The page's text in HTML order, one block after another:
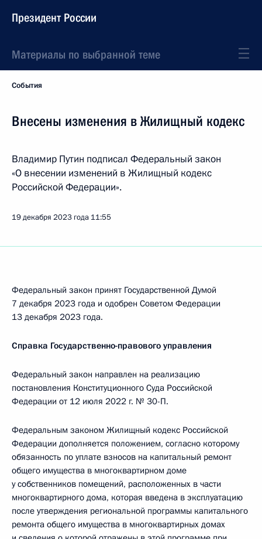
Президент России
Материалы по выбранной теме
События
Внесены изменения в Жилищный кодекс
Владимир Путин подписал Федеральный закон
«О внесении изменений в Жилищный кодекс
Российской Федерации».
19 декабря 2023 года 11:55
Федеральный закон принят Государственной Думой
7 декабря 2023 года и одобрен Советом Федерации
13 декабря 2023 года.
Справка Государственно-правового управления
Федеральный закон направлен на реализацию
постановления Конституционного Суда Российской
Федерации от 12 июля 2022 г. № 30-П.
Федеральным законом Жилищный кодекс Российской
Федерации дополняется положением, согласно которому
обязанность по уплате взносов на капитальный ремонт
общего имущества в многоквартирном доме
у собственников помещений, расположенных в части
многоквартирного дома, которая введена в эксплуатацию
после утверждения региональной программы капитального
ремонта общего имущества в многоквартирных домах